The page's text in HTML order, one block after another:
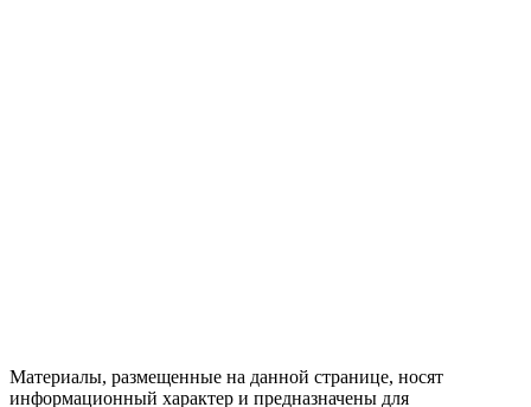
Материалы, размещенные на данной странице, носят
информационный характер и предназначены для